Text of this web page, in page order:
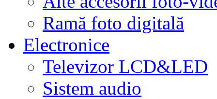
Ramă foto digitală
Electronice
Televizor LCD&LED
Sistem audio